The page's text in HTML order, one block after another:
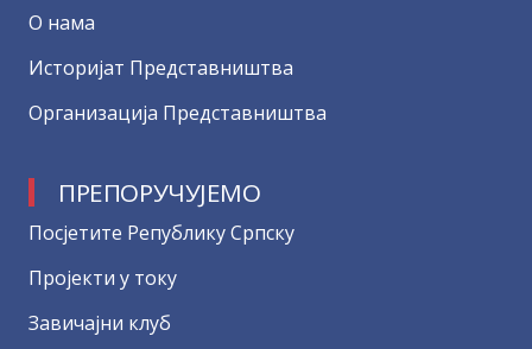
О нама
Историјат Представништва
Организација Представништва
ПРЕПОРУЧУЈЕМО
Посјетите Републику Српску
Пројекти у току
Завичајни клуб